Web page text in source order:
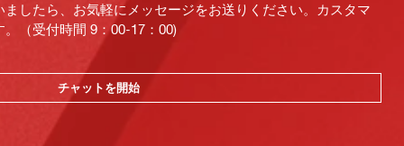
したら、お気軽にメッセージをお送りください。カスタマ
（受付時間 9：00-17：00)
チャットを開始